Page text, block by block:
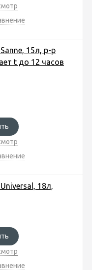
15л, р-р
t до 12 часов
18л,